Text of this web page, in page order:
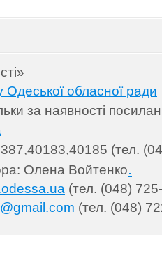
обласної ради
за наявності
387,40183,40185 (тел.
Олена Войтенко.
(тел. (048)
(тел. (048)